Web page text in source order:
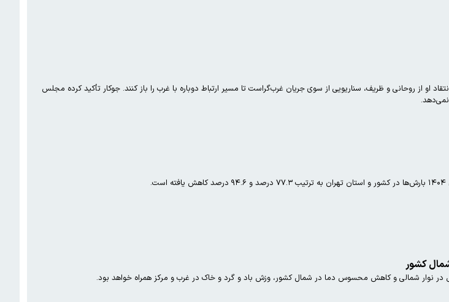
از روحانی و ظریف، سناریویی از سوی جریان غرب‌گراست تا مسیر ارتباط دوباره با غرب را باز کنند. جوکار تأکید کرده مجلس
نمی‌دهد.
در نوار شمالی و کاهش محسوس دما در شمال کشور، وزش باد و گرد و خاک در غرب و مرکز همراه خواهد بود.